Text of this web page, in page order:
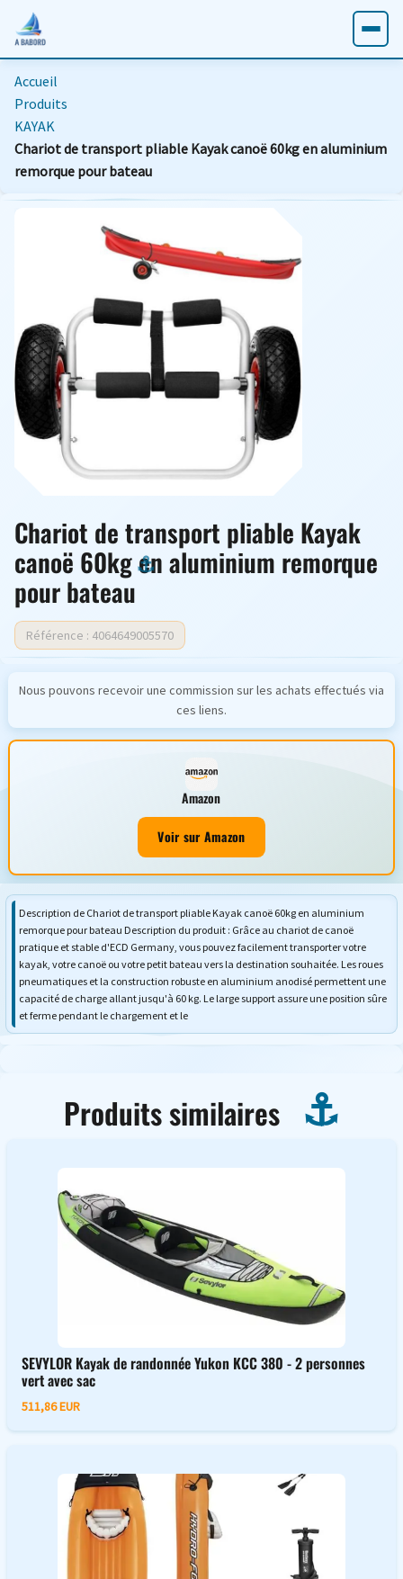
Accueil
Produits
KAYAK
Chariot de transport pliable Kayak canoë 60kg en aluminium
remorque pour bateau
Chariot de transport pliable Kayak
canoë 60kg en aluminium remorque
pour bateau
Référence : 4064649005570
Nous pouvons recevoir une commission sur les achats effectués via
ces liens.
Amazon
Voir sur Amazon
Description de Chariot de transport pliable Kayak canoë 60kg en aluminium
remorque pour bateau Description du produit : Grâce au chariot de canoë
pratique et stable d'ECD Germany, vous pouvez facilement transporter votre
kayak, votre canoë ou votre petit bateau vers la destination souhaitée. Les roues
pneumatiques et la construction robuste en aluminium anodisé permettent une
capacité de charge allant jusqu'à 60 kg. Le large support assure une position sûre
et ferme pendant le chargement et le
Produits similaires
SEVYLOR Kayak de randonnée Yukon KCC 380 - 2 personnes
vert avec sac
511,86 EUR